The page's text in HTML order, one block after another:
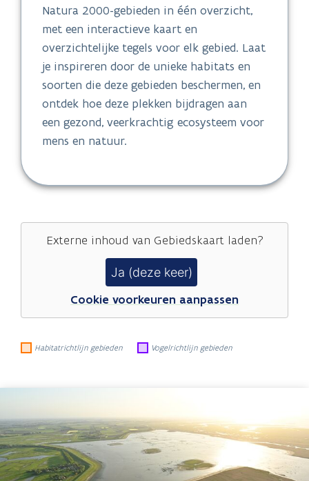
Natura 2000-gebieden in één overzicht,
met een interactieve kaart en
overzichtelijke tegels voor elk gebied. Laat
je inspireren door de unieke habitats en
soorten die deze gebieden beschermen, en
ontdek hoe deze plekken bijdragen aan
een gezond, veerkrachtig ecosysteem voor
mens en natuur.
Externe inhoud van Gebiedskaartladen?
Ja (deze keer)
Cookie voorkeuren aanpassen
Habitatrichtlijn gebieden Vogelrichtlijn gebieden